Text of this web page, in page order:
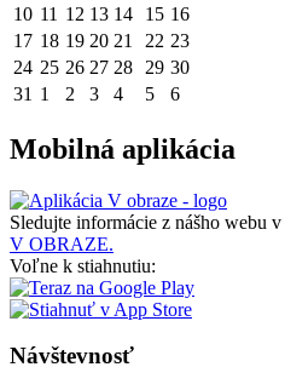
10 11 12 13 14 15 16
17 18 19 20 21 22 23
24 25 26 27 28 29 30
31 1 2 3 4 5 6
Mobilná aplikácia
Sledujte informácie z nášho webu v
V OBRAZE.
Voľne k stiahnutiu:
Návštevnosť